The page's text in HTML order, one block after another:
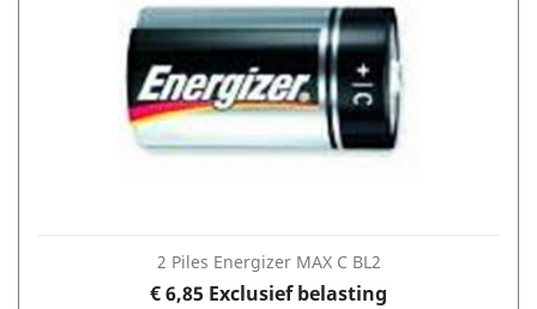
2 Piles Energizer MAX C BL2
Prijs
€ 6,85 Exclusief belasting